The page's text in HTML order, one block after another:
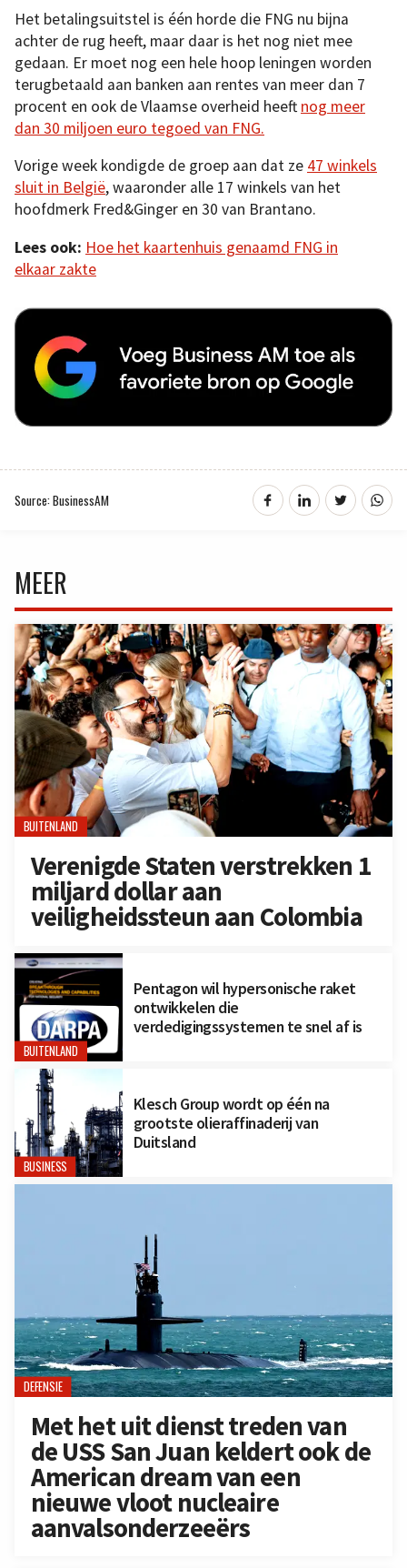
Het betalingsuitstel is één horde die FNG nu bijna
achter de rug heeft, maar daar is het nog niet mee
gedaan. Er moet nog een hele hoop leningen worden
terugbetaald aan banken aan rentes van meer dan 7
procent en ook de Vlaamse overheid heeft nog meer
dan 30 miljoen euro tegoed van FNG.
Vorige week kondigde de groep aan dat ze 47 winkels
sluit in België, waaronder alle 17 winkels van het
hoofdmerk Fred&Ginger en 30 van Brantano.
Lees ook: Hoe het kaartenhuis genaamd FNG in
elkaar zakte
Source: BusinessAM
MEER
BUITENLAND
Verenigde Staten verstrekken 1
miljard dollar aan
veiligheidssteun aan Colombia
BUITENLAND
Pentagon wil hypersonische raket
ontwikkelen die
verdedigingssystemen te snel af is
BUSINESS
Klesch Group wordt op één na
grootste olieraffinaderij van
Duitsland
DEFENSIE
Met het uit dienst treden van
de USS San Juan keldert ook de
American dream van een
nieuwe vloot nucleaire
aanvalsonderzeeërs